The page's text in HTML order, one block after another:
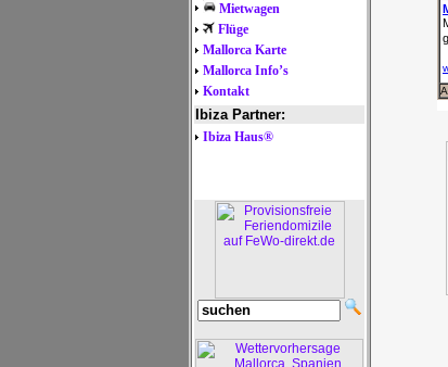
Mietwagen
Flüge
Mallorca Karte
Mallorca Info’s
Kontakt
Ibiza Partner:
Ibiza Haus®